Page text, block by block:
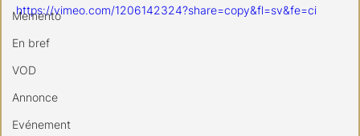
Memento
En bref
VOD
Annonce
Evénement
https://vimeo.com/1206142324?share=copy&fl=sv&fe=ci